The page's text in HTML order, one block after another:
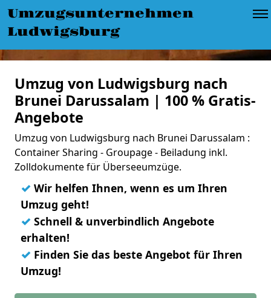
Umzugsunternehmen
Ludwigsburg
Umzug von Ludwigsburg nach
Brunei Darussalam | 100 % Gratis-
Angebote
Umzug von Ludwigsburg nach Brunei Darussalam :
Container Sharing - Groupage - Beiladung inkl.
Zolldokumente für Überseeumzüge.
✓ Wir helfen Ihnen, wenn es um Ihren
Umzug geht!
✓ Schnell & unverbindlich Angebote
erhalten!
✓ Finden Sie das beste Angebot für Ihren
Umzug!